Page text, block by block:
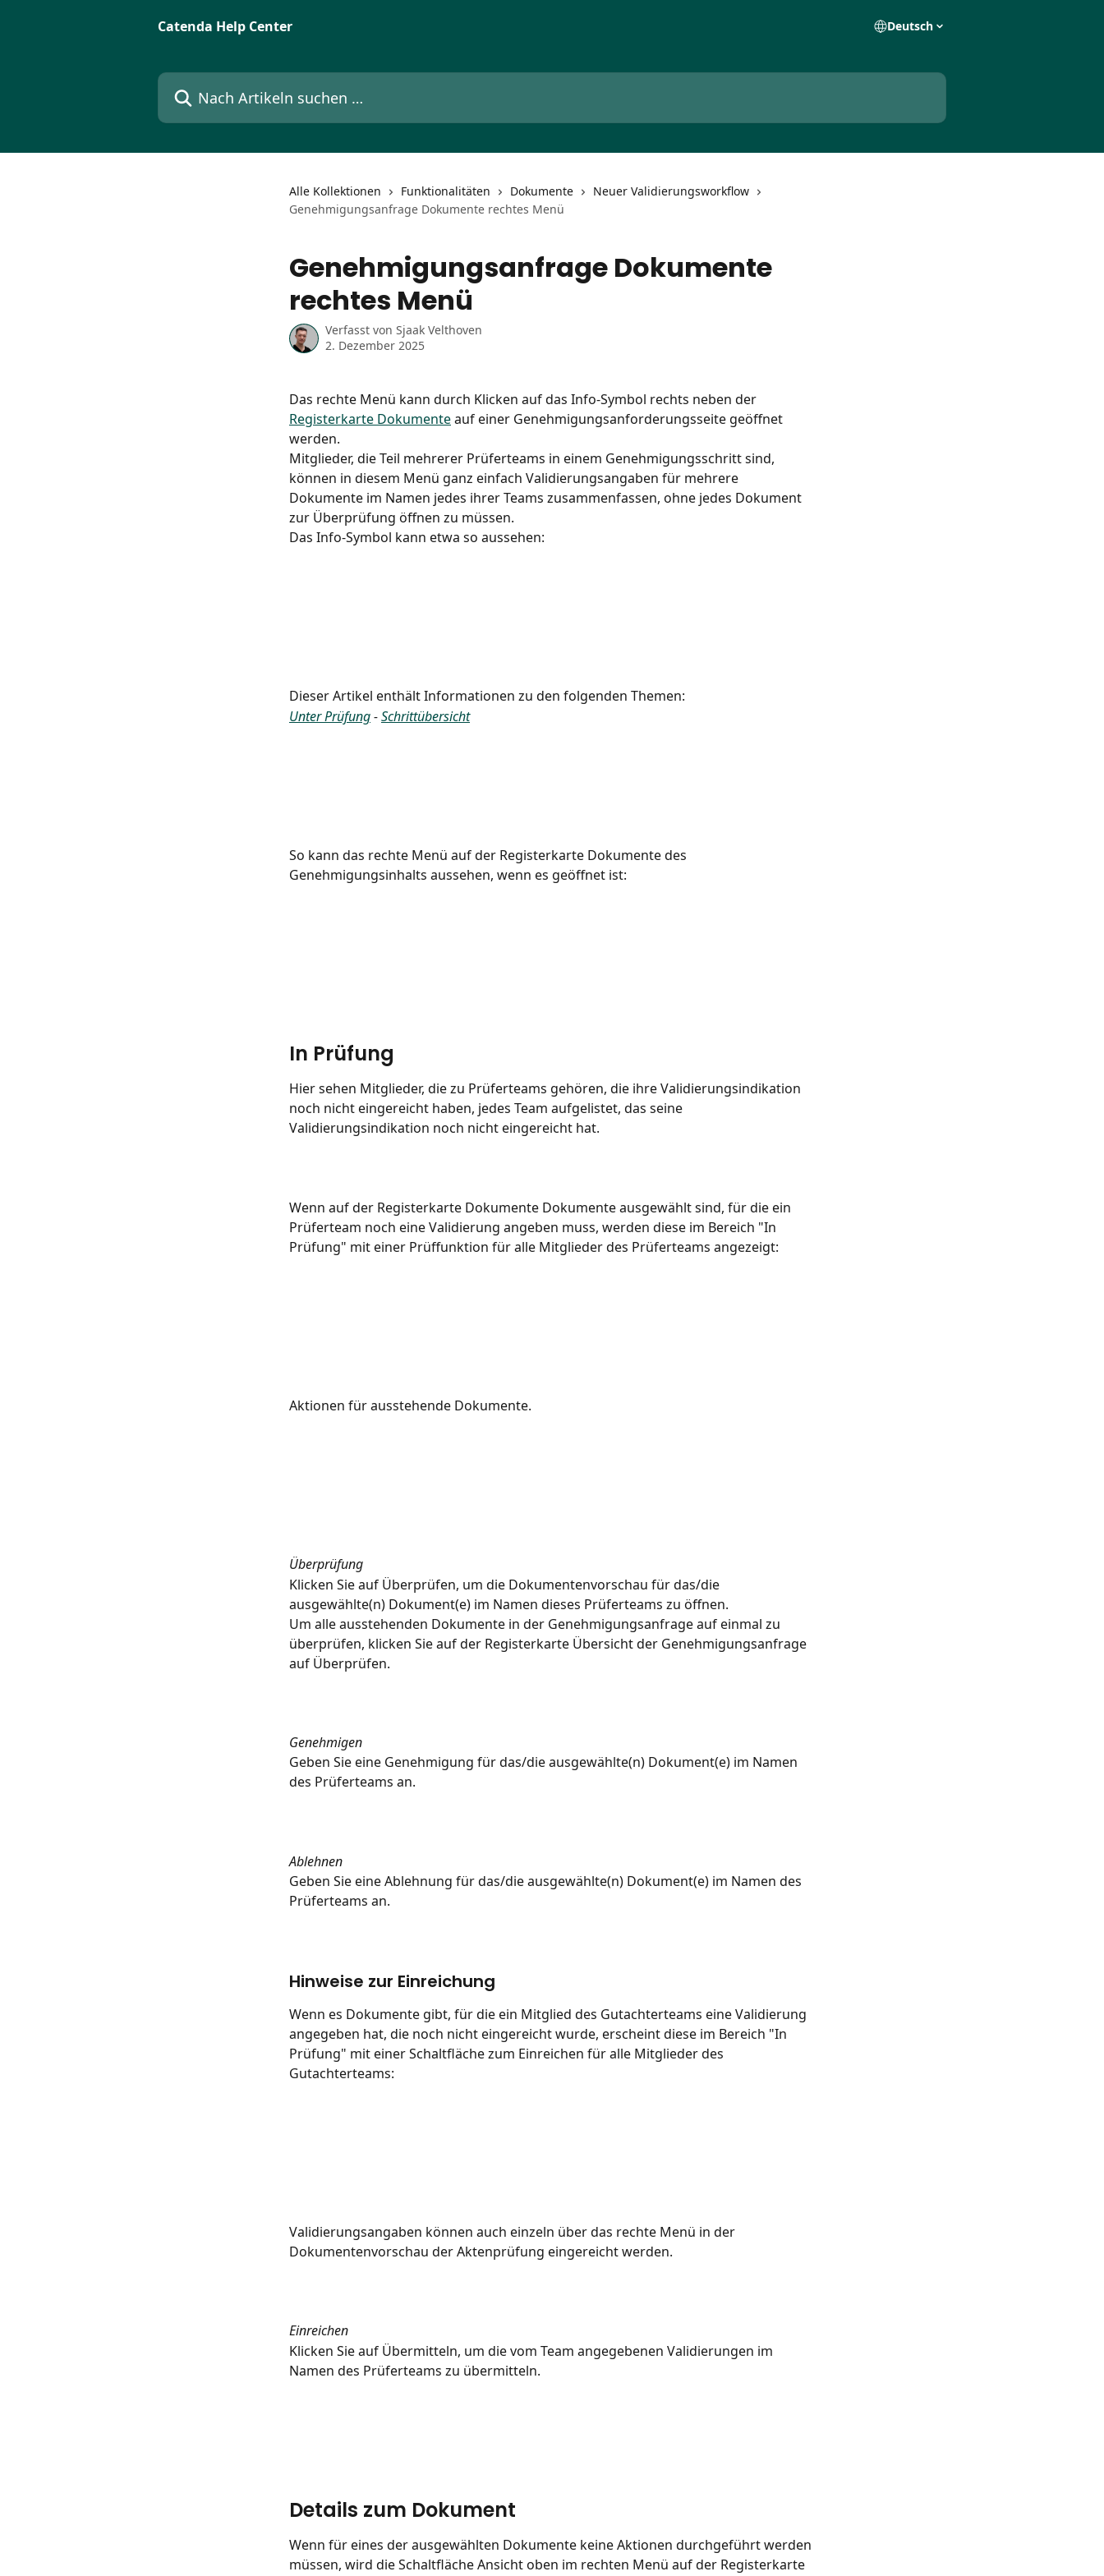
Catenda Help Center
Deutsch
Nach Artikeln suchen …
Alle Kollektionen Funktionalitäten Dokumente
Neuer Validierungsworkflow
Genehmigungsanfrage Dokumente rechtes Menü
Genehmigungsanfrage Dokumente
rechtes Menü
Verfasst von Sjaak Velthoven
2. Dezember 2025
Das rechte Menü kann durch Klicken auf das Info-Symbol rechts neben der
Registerkarte Dokumente auf einer Genehmigungsanforderungsseite geöffnet
werden.
Mitglieder, die Teil mehrerer Prüferteams in einem Genehmigungsschritt sind,
können in diesem Menü ganz einfach Validierungsangaben für mehrere
Dokumente im Namen jedes ihrer Teams zusammenfassen, ohne jedes Dokument
zur Überprüfung öffnen zu müssen.
Das Info-Symbol kann etwa so aussehen:
Dieser Artikel enthält Informationen zu den folgenden Themen:
Unter Prüfung - Schrittübersicht
So kann das rechte Menü auf der Registerkarte Dokumente des
Genehmigungsinhalts aussehen, wenn es geöffnet ist:
In Prüfung
Hier sehen Mitglieder, die zu Prüferteams gehören, die ihre Validierungsindikation
noch nicht eingereicht haben, jedes Team aufgelistet, das seine
Validierungsindikation noch nicht eingereicht hat.
Wenn auf der Registerkarte Dokumente Dokumente ausgewählt sind, für die ein
Prüferteam noch eine Validierung angeben muss, werden diese im Bereich "In
Prüfung" mit einer Prüffunktion für alle Mitglieder des Prüferteams angezeigt:
Aktionen für ausstehende Dokumente.
Überprüfung
Klicken Sie auf Überprüfen, um die Dokumentenvorschau für das/die
ausgewählte(n) Dokument(e) im Namen dieses Prüferteams zu öffnen.
Um alle ausstehenden Dokumente in der Genehmigungsanfrage auf einmal zu
überprüfen, klicken Sie auf der Registerkarte Übersicht der Genehmigungsanfrage
auf Überprüfen.
Genehmigen
Geben Sie eine Genehmigung für das/die ausgewählte(n) Dokument(e) im Namen
des Prüferteams an.
Ablehnen
Geben Sie eine Ablehnung für das/die ausgewählte(n) Dokument(e) im Namen des
Prüferteams an.
Hinweise zur Einreichung
Wenn es Dokumente gibt, für die ein Mitglied des Gutachterteams eine Validierung
angegeben hat, die noch nicht eingereicht wurde, erscheint diese im Bereich "In
Prüfung" mit einer Schaltfläche zum Einreichen für alle Mitglieder des
Gutachterteams:
Validierungsangaben können auch einzeln über das rechte Menü in der
Dokumentenvorschau der Aktenprüfung eingereicht werden.
Einreichen
Klicken Sie auf Übermitteln, um die vom Team angegebenen Validierungen im
Namen des Prüferteams zu übermitteln.
Details zum Dokument
Wenn für eines der ausgewählten Dokumente keine Aktionen durchgeführt werden
müssen, wird die Schaltfläche Ansicht oben im rechten Menü auf der Registerkarte